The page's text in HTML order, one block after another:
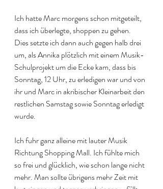
Ich hatte Marc morgens schon mitgeteilt,
dass ich überlegte, shoppen zu gehen.
Dies setzte ich dann auch gegen halb drei
um, als Annika plötzlich mit einem Musik-
Schulprojekt um die Ecke kam, dass bis
Sonntag, 12 Uhr, zu erledigen war und von
ihr und Marc in akribischer Kleinarbeit den
restlichen Samstag sowie Sonntag erledigt
wurde.
Ich fuhr ganz alleine mit lauter Musik
Richtung Shopping Mall. Ich fühlte mich
so frei und glücklich, wie schon lange nicht
mehr. Man sollte übrigens mehr Zeit mit